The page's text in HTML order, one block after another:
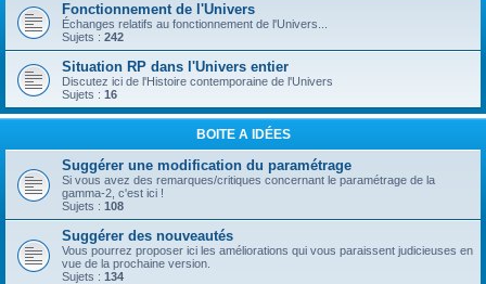
Fonctionnement de l'Univers
Échanges relatifs au fonctionnement de l'Univers...
Sujets : 242
Situation RP dans l'Univers entier
Discutez ici de l'Histoire contemporaine de l'Univers
Sujets : 16
BOITE A IDÉES
Suggérer une modification du paramétrage
Si vous avez des remarques/critiques concernant le paramétrage de la
gamma-2, c'est ici !
Sujets : 108
Suggérer des nouveautés
Vous pourrez proposer ici les améliorations qui vous paraissent judicieuses en
vue de la prochaine version.
Sujets : 134